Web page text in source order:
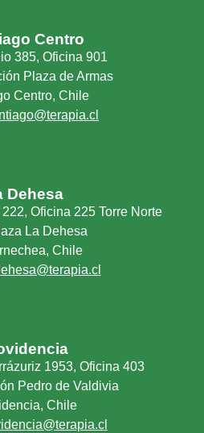
Centro
385, Oficina 901
Plaza de Armas
Centro, Chile
Dehesa
Oficina 225 Torre Norte
La Dehesa
Chile
1953, Oficina 403
Pedro de Valdivia
Chile